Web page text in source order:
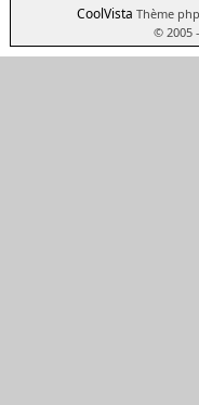
CoolVista Thème
© 2005